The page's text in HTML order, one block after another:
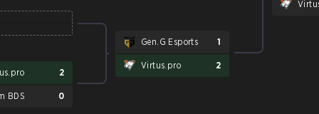
2
BDS 0
Gen.G Esports 1
Virtus.pro 2